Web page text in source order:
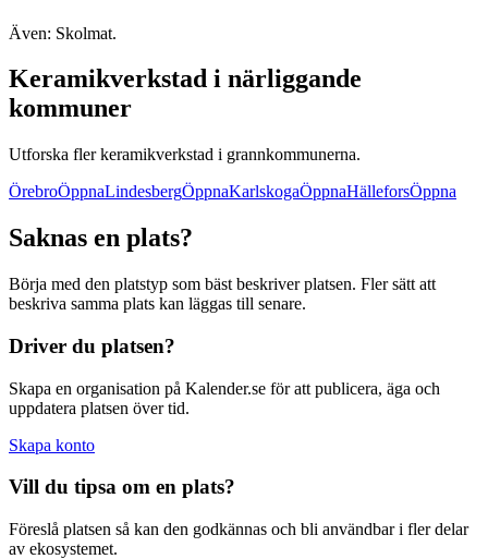
Även: Skolmat.
Keramikverkstad i närliggande
kommuner
Utforska fler keramikverkstad i grannkommunerna.
ÖrebroÖppnaLindesbergÖppnaKarlskogaÖppnaHälleforsÖppna
Saknas en plats?
Börja med den platstyp som bäst beskriver platsen. Fler sätt att
beskriva samma plats kan läggas till senare.
Driver du platsen?
Skapa en organisation på Kalender.se för att publicera, äga och
uppdatera platsen över tid.
Skapa konto
Vill du tipsa om en plats?
Föreslå platsen så kan den godkännas och bli användbar i fler delar
av ekosystemet.